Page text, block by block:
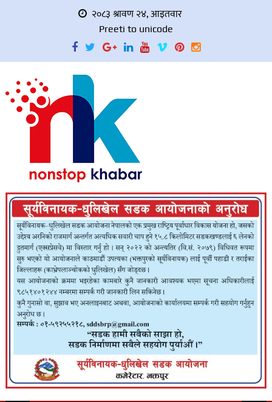
२०८३ श्रावण २४, आइतवार
Preeti to unicode